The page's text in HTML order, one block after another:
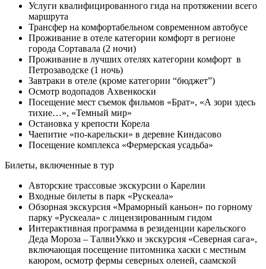
Услуги квалифицированного гида на протяжении всего
маршрута
Трансфер на комфортабельном современном автобусе
Проживание в отеле категории комфорт в регионе
города Сортавала (2 ночи)
Проживание в лучших отелях категории комфорт в
Петрозаводске (1 ночь)
Завтраки в отеле (кроме категории “бюджет”)
Осмотр водопадов Ахвенкоски
Посещение мест съемок фильмов «Брат», «А зори здесь
тихие…», «Темный мир»
Остановка у крепости Корела
Чаепитие «по-карельски» в деревне Киндасово
Посещение комплекса «Фермерская усадьба»
Билеты, включенные в тур
Авторские трассовые экскурсии о Карелии
Входные билеты в парк «Рускеала»
Обзорная экскурсия «Мраморный каньон» по горному
парку «Рускеала» с лицензированным гидом
Интерактивная программа в резиденции карельского
Деда Мороза – ТалвиУкко и экскурсия «Северная сага»,
включающая посещение питомника хаски с местным
каюром, осмотр фермы северных оленей, саамской